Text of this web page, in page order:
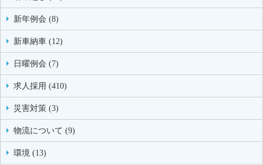
新年例会 (8)
新車納車 (12)
日曜例会 (7)
求人採用 (410)
災害対策 (3)
物流について (9)
環境 (13)